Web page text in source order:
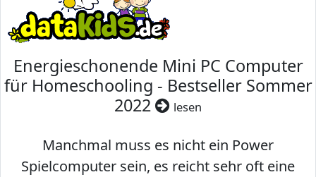
Energieschonende Mini PC Computer
für Homeschooling - Bestseller Sommer
2022
lesen
Manchmal muss es nicht ein Power
Spielcomputer sein, es reicht sehr oft eine